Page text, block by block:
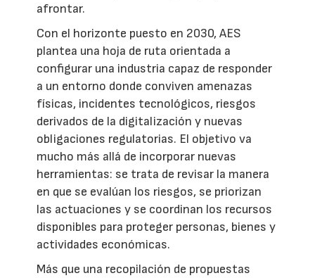
afrontar.
Con el horizonte puesto en 2030, AES
plantea una hoja de ruta orientada a
configurar una industria capaz de responder
a un entorno donde conviven amenazas
físicas, incidentes tecnológicos, riesgos
derivados de la digitalización y nuevas
obligaciones regulatorias. El objetivo va
mucho más allá de incorporar nuevas
herramientas: se trata de revisar la manera
en que se evalúan los riesgos, se priorizan
las actuaciones y se coordinan los recursos
disponibles para proteger personas, bienes y
actividades económicas.
Más que una recopilación de propuestas